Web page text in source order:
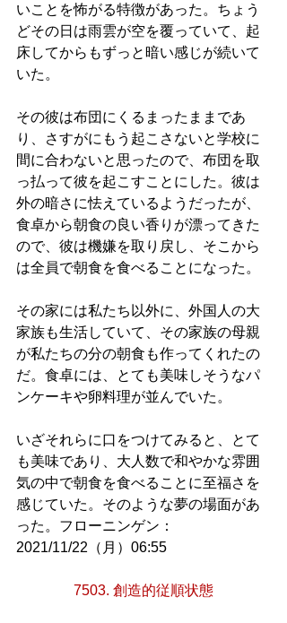
いことを怖がる特徴があった。ちょう
どその日は雨雲が空を覆っていて、起
床してからもずっと暗い感じが続いて
いた。
その彼は布団にくるまったままであ
り、さすがにもう起こさないと学校に
間に合わないと思ったので、布団を取
っ払って彼を起こすことにした。彼は
外の暗さに怯えているようだったが、
食卓から朝食の良い香りが漂ってきた
ので、彼は機嫌を取り戻し、そこから
は全員で朝食を食べることになった。
その家には私たち以外に、外国人の大
家族も生活していて、その家族の母親
が私たちの分の朝食も作ってくれたの
だ。食卓には、とても美味しそうなパ
ンケーキや卵料理が並んでいた。
いざそれらに口をつけてみると、とて
も美味であり、大人数で和やかな雰囲
気の中で朝食を食べることに至福さを
感じていた。そのような夢の場面があ
った。フローニンゲン：
2021/11/22（月）06:55
7503. 創造的従順状態